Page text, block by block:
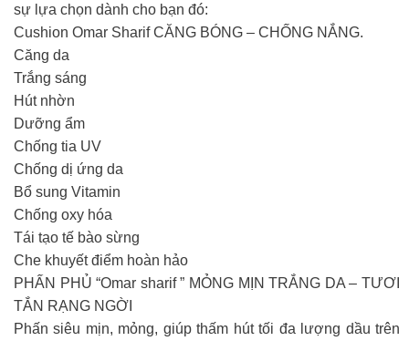
sự lựa chọn dành cho bạn đó:
Cushion Omar Sharif CĂNG BÓNG – CHỐNG NẮNG.
Căng da
Trắng sáng
Hút nhờn
Dưỡng ẩm
Chống tia UV
Chống dị ứng da
Bổ sung Vitamin
Chống oxy hóa
Tái tạo tế bào sừng
Che khuyết điểm hoàn hảo
PHẤN PHỦ “Omar sharif ” MỎNG MỊN TRẮNG DA – TƯƠI
TẮN RẠNG NGỜI
Phấn siêu mịn, mỏng, giúp thấm hút tối đa lượng dầu trên